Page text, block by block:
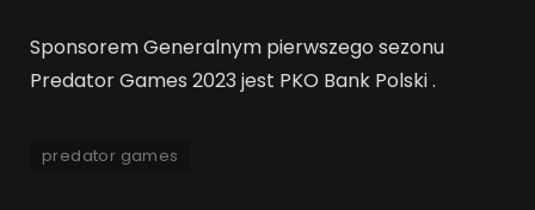
Sponsorem Generalnym pierwszego sezonu
Predator Games 2023 jest PKO Bank Polski .
predator games